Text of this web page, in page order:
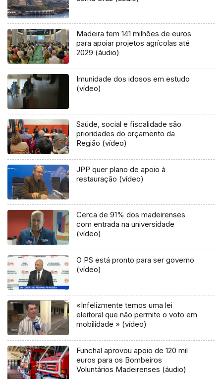
Madeira tem 141 milhões de euros
para apoiar projetos agrícolas até
2029 (áudio)
Imunidade dos idosos em estudo
(vídeo)
Saúde, social e fiscalidade são
prioridades do orçamento da
Região (vídeo)
JPP quer plano de apoio à
restauração (vídeo)
Cerca de 91% dos madeirenses
com entrada na universidade
(vídeo)
O PS está pronto para ser governo
(vídeo)
«Infelizmente temos uma lei
eleitoral que não permite o voto em
mobilidade » (vídeo)
Funchal aprovou apoio de 120 mil
euros para os Bombeiros
Voluntários Madeirenses (áudio)